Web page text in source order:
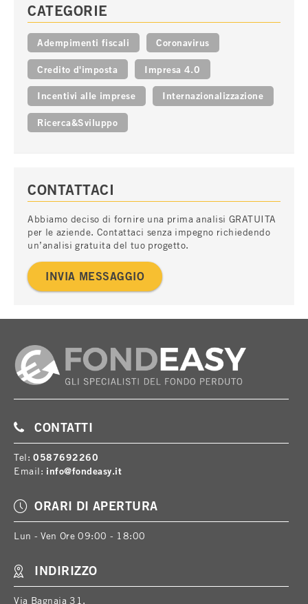
CATEGORIE
Adempimenti fiscali Coronavirus
Credito d'imposta Impresa 4.0
Incentivi alle imprese Internazionalizzazione
Ricerca&Sviluppo
CONTATTACI
Abbiamo deciso di fornire una prima analisi GRATUITA
per le aziende. Contattaci senza impegno richiedendo
un’analisi gratuita del tuo progetto.
INVIA MESSAGGIO
CONTATTI
Tel:0587692260
Email: info@fondeasy.it
ORARI DI APERTURA
Lun - Ven Ore 09:00 - 18:00
INDIRIZZO
Via Bagnaia 31,